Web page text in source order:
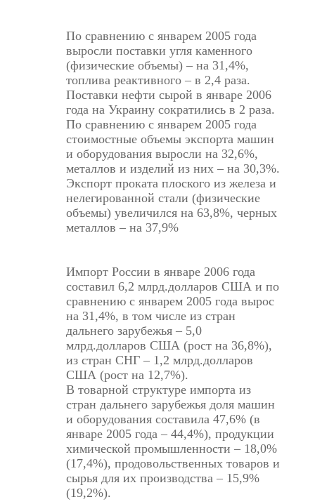
По сравнению с январем 2005 года
выросли поставки угля каменного
(физические объемы) – на 31,4%,
топлива реактивного – в 2,4 раза.
Поставки нефти сырой в январе 2006
года на Украину сократились в 2 раза.
По сравнению с январем 2005 года
стоимостные объемы экспорта машин
и оборудования выросли на 32,6%,
металлов и изделий из них – на 30,3%.
Экспорт проката плоского из железа и
нелегированной стали (физические
объемы) увеличился на 63,8%, черных
металлов – на 37,9%
Импорт России в январе 2006 года
составил 6,2 млрд.долларов США и по
сравнению с январем 2005 года вырос
на 31,4%, в том числе из стран
дальнего зарубежья – 5,0
млрд.долларов США (рост на 36,8%),
из стран СНГ – 1,2 млрд.долларов
США (рост на 12,7%).
В товарной структуре импорта из
стран дальнего зарубежья доля машин
и оборудования составила 47,6% (в
январе 2005 года – 44,4%), продукции
химической промышленности – 18,0%
(17,4%), продовольственных товаров и
сырья для их производства – 15,9%
(19,2%).